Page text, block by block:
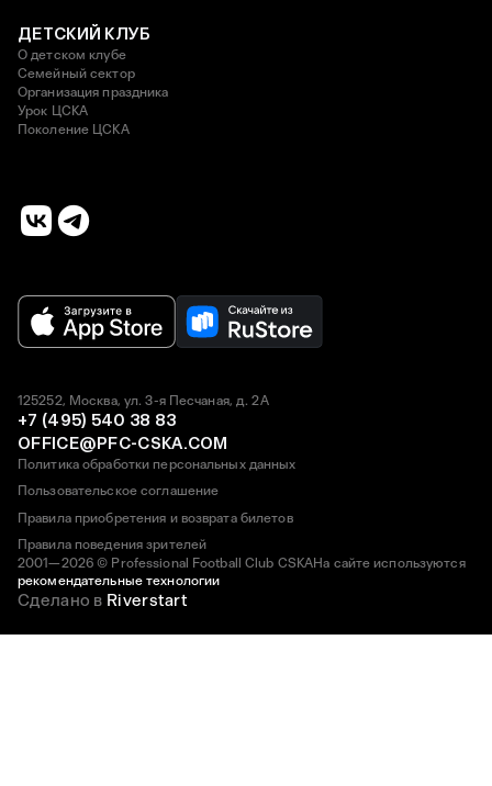
ДЕТСКИЙ КЛУБ
О детском клубе
Семейный сектор
Организация праздника
Урок ЦСКА
Поколение ЦСКА
2001—2026 © Professional Football Club CSKAНа сайте используются
рекомендательные технологии
125252, Москва, ул. 3-я Песчаная, д. 2А
+7 (495) 540 38 83
OFFICE@PFC-CSKA.COM
Политика обработки персональных данных
Пользовательское соглашение
Правила приобретения и возврата билетов
Правила поведения зрителей
Сделано в Riverstart